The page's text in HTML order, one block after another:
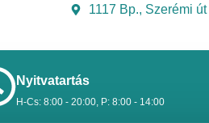
1117 Bp., Szerémi
Nyitvatartás
H-Cs: 8:00 - 20:00, P: 8:00 - 14:00